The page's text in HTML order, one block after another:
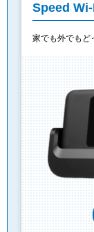
Speed
家でも外でもど